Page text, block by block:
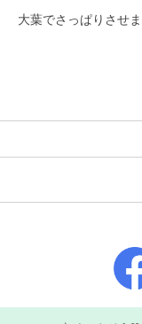
大葉でさっぱりさせ